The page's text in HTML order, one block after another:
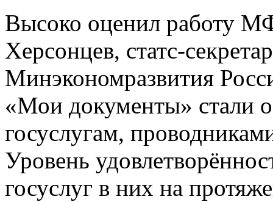
Высоко оценил работу
Херсонцев, статс-
Минэкономразвития
«Мои документы» стали
госуслугам,
Уровень
госуслуг в них на